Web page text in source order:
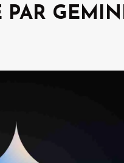
PAR